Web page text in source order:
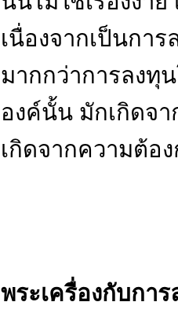
เนื่องจากเป็นการ
มากกว่าการลงทุ
องค์นั้น มักเกิดจ
เกิดจากความต้อ
พระเครื่องกับกา